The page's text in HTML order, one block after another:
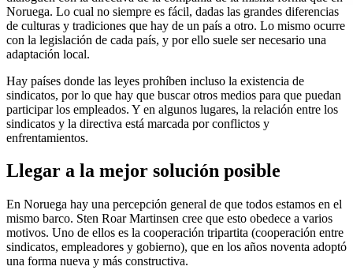
Noruega. Lo cual no siempre es fácil, dadas las grandes diferencias
de culturas y tradiciones que hay de un país a otro. Lo mismo ocurre
con la legislación de cada país, y por ello suele ser necesario una
adaptación local.
Hay países donde las leyes prohíben incluso la existencia de
sindicatos, por lo que hay que buscar otros medios para que puedan
participar los empleados. Y en algunos lugares, la relación entre los
sindicatos y la directiva está marcada por conflictos y
enfrentamientos.
Llegar a la mejor solución posible
En Noruega hay una percepción general de que todos estamos en el
mismo barco. Sten Roar Martinsen cree que esto obedece a varios
motivos. Uno de ellos es la cooperación tripartita (cooperación entre
sindicatos, empleadores y gobierno), que en los años noventa adoptó
una forma nueva y más constructiva.